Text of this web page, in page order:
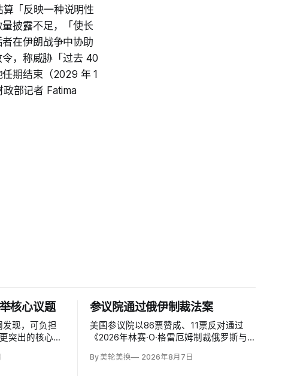
「反映一种说明性
披露不足，「使长
在伊朗战争中协助
，称威胁「过去 40
期结束（2029 年 1
部记者 Fatima
核心议题
现，可负担
突出的核心议
把通胀和物
参议院通过俄伊制裁法案
美国参议院以86票赞成、11票反对通过
《2026年林赛·O·格雷厄姆制裁俄罗斯与
对俄罗斯油气的主要买家，并扩大对俄领
By 美轮美换 2026年8月7日